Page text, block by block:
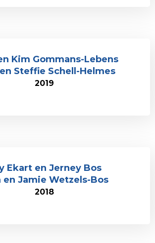
Kim Gommans-Lebens
Steffie Schell-Helmes
2019
Ekart en Jerney Bos
en Jamie Wetzels-Bos
2018